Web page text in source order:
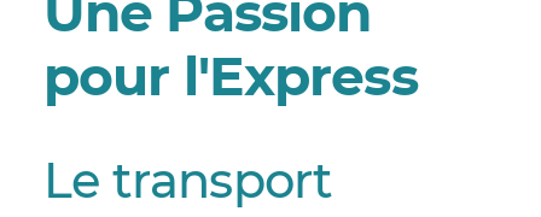
Une Passion
pour l'Express
Le transport